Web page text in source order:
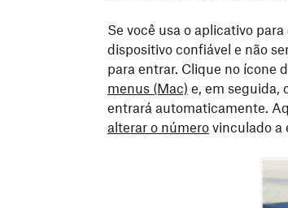
Se você usa o aplicativo
dispositivo confiável e não
para entrar. Clique no ícone
menus (Mac) e, em seguida,
entrará automaticamente.
alterar o número vinculado a